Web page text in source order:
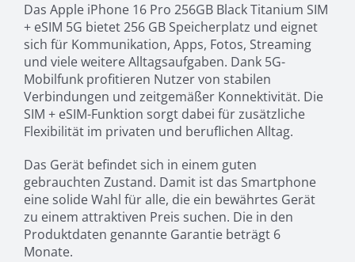
Das Apple iPhone 16 Pro 256GB Black Titanium SIM
+ eSIM 5G bietet 256 GB Speicherplatz und eignet
sich für Kommunikation, Apps, Fotos, Streaming
und viele weitere Alltagsaufgaben. Dank 5G-
Mobilfunk profitieren Nutzer von stabilen
Verbindungen und zeitgemäßer Konnektivität. Die
SIM + eSIM-Funktion sorgt dabei für zusätzliche
Flexibilität im privaten und beruflichen Alltag.
Das Gerät befindet sich in einem guten
gebrauchten Zustand. Damit ist das Smartphone
eine solide Wahl für alle, die ein bewährtes Gerät
zu einem attraktiven Preis suchen. Die in den
Produktdaten genannte Garantie beträgt 6
Monate.